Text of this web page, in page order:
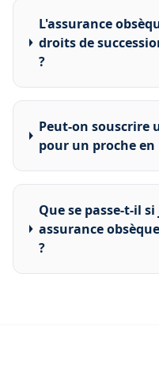
L'assurance
droits de
?
Peut-on souscrire
pour un proche
Que se passe-t-il
assurance
?